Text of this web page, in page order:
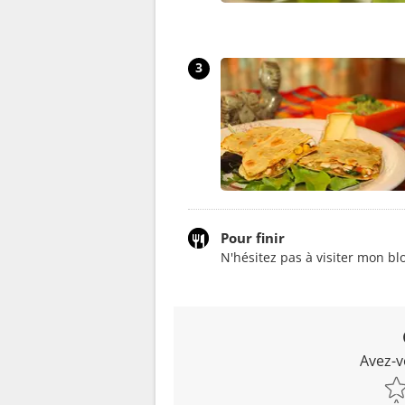
3
Pour finir
N'hésitez pas à visiter mon
Avez-